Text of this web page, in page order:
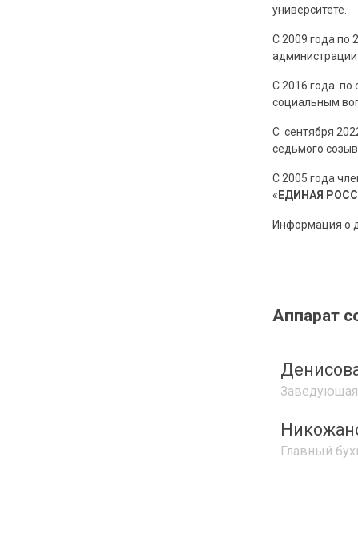
университете.
С 2009 года по
С 2016 года по
социальным
С сентября
седьмого
С 2005 года
« ЕДИНАЯ
Информация о
Аппарат
Главный